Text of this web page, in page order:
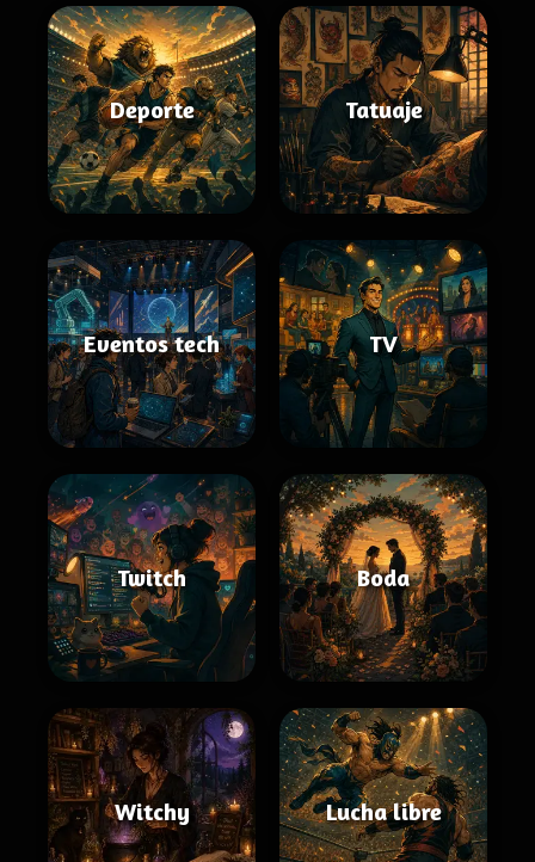
Deporte Tatuaje
Eventos tech TV
Twitch Boda
Witchy Lucha libre